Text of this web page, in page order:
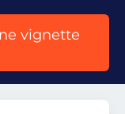
vignette